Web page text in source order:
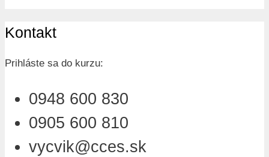
Kontakt
Prihláste sa do kurzu:
0948 600 830
0905 600 810
vycvik@cces.sk